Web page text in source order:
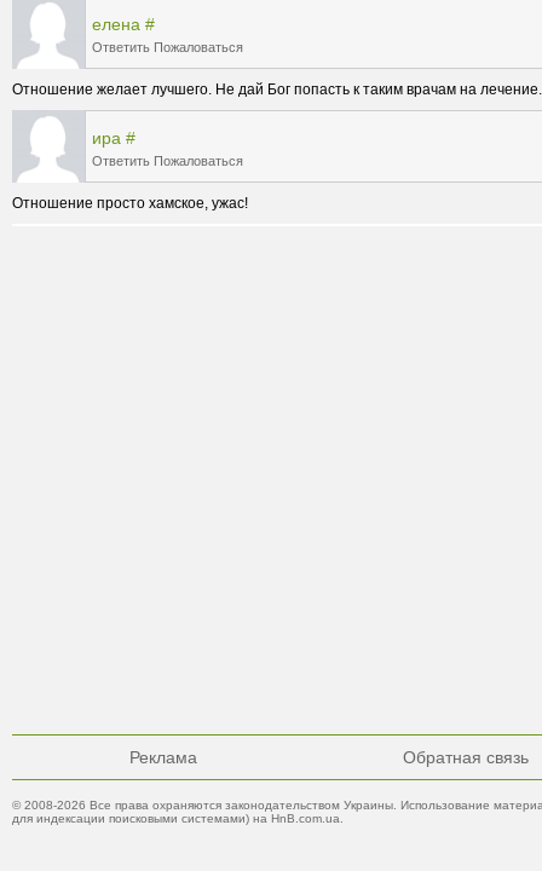
елена #
Ответить Пожаловаться
Отношение желает лучшего. Не дай Бог попасть к таким врачам на
ира #
Ответить Пожаловаться
Отношение просто хамское, ужас!
Реклама Обратная связь
© 2008-2026 Все права охраняются законодательством Украины. Использование
для индексации поисковыми системами) на HnB.com.ua.